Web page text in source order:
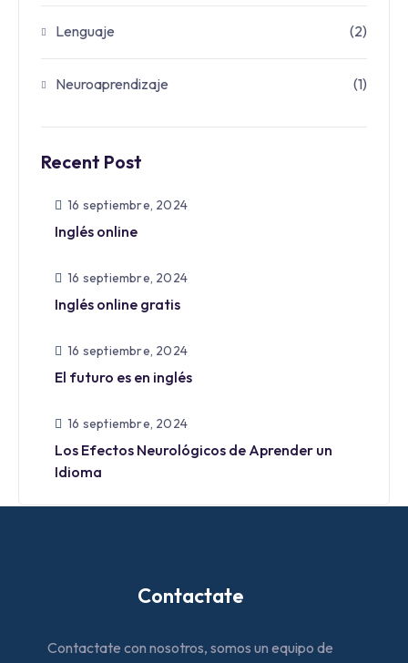
Lenguaje (2)
Neuroaprendizaje (1)
Recent Post
16 septiembre, 2024
Inglés online
16 septiembre, 2024
Inglés online gratis
16 septiembre, 2024
El futuro es en inglés
16 septiembre, 2024
Los Efectos Neurológicos de Aprender un
Idioma
Contactate
Contactate con nosotros, somos un equipo de